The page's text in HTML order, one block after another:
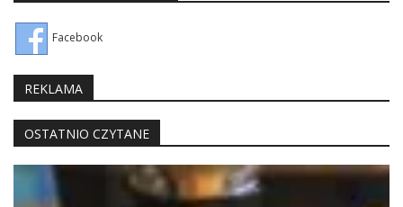
Facebook
REKLAMA
OSTATNIO CZYTANE